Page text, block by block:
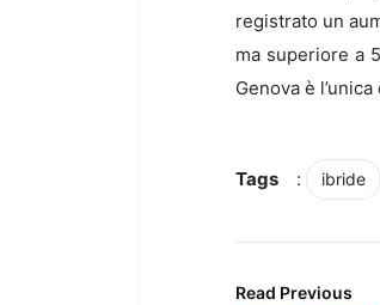
registrato un
ma superiore a
Genova è
Tags : ibride
Read Previous